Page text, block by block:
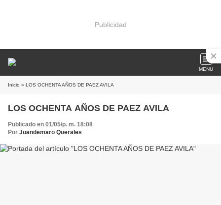
Publicidad
MENU
Inicio » LOS OCHENTA AÑOS DE PAEZ AVILA
LOS OCHENTA AÑOS DE PAEZ AVILA
Publicado en 01/05/p. m. 18:08
Por Juandemaro Querales